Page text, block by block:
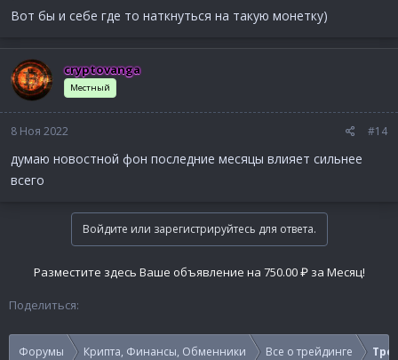
Вот бы и себе где то наткнуться на такую монетку)
cryptovanga
Местный
8 Ноя 2022 #14
думаю новостной фон последние месяцы влияет сильнее
всего
Войдите или зарегистрируйтесь для ответа.
Разместите здесь Ваше объявление на 750.00 ₽ за Месяц!
Поделиться:
Форумы Крипта, Финансы, Обменники Все о трейдинге